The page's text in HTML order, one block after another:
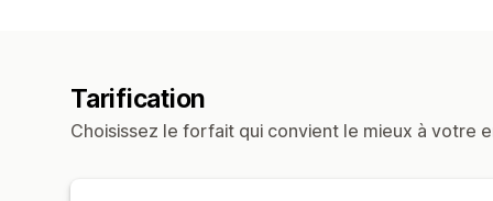
Tarification
Choisissez le forfait qui convient le mieux à votre